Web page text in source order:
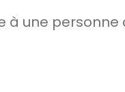
à une